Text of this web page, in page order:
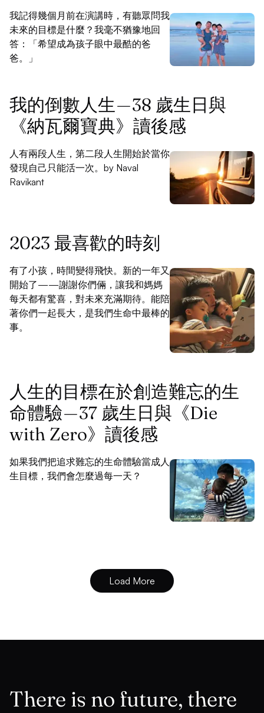
我記得幾個月前在演講時，有聽眾問我
未來的目標是什麼？我毫不猶豫地回
答：「希望成為孩子眼中最酷的爸
爸。」
我的倒數人生 — 38 歲生日與
《納瓦爾寶典》讀後感
人有兩段人生，第二段人生開始於當你
發現自己只能活一次。by Naval
Ravikant
2023 最喜歡的時刻
有了小孩，時間變得飛快。新的一年又
開始了——謝謝你們倆，讓我和媽媽
每天都有驚喜，對未來充滿期待。能陪
著你們一起長大，是我們生命中最棒的
事。
人生的目標在於創造難忘的生
命體驗 — 37 歲生日與《Die
with Zero》讀後感
如果我們把追求難忘的生命體驗當成人
生目標，我們會怎麼過每一天？
Load More
There is no future, there